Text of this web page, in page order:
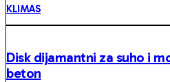
KLIMAS
Disk dijamantni za suho i
beton